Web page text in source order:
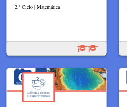
2.º Ciclo | Matemática